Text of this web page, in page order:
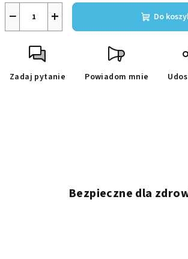
+
− Do
Zadaj pytanie Powiadom mnie
Bezpieczne dla